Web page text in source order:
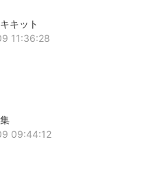
キット
11:36:28
09:44:12